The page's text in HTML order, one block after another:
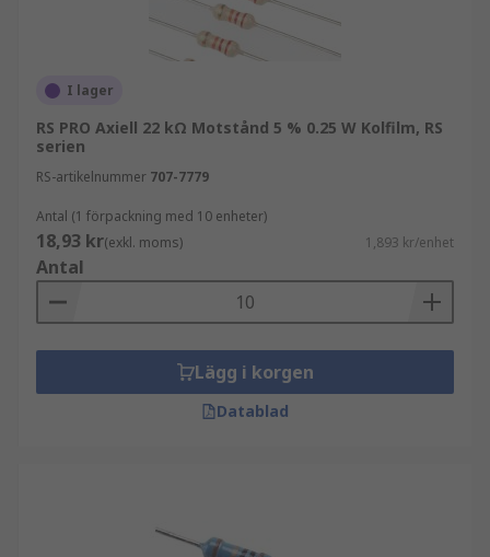
I lager
RS PRO Axiell 22 kΩ Motstånd 5 % 0.25 W Kolfilm, RS
serien
RS-artikelnummer 707-7779
Antal (1 förpackning med 10 enheter)
18,93 kr(exkl. moms) 1,893 kr/enhet
Antal
Lägg i korgen
Datablad